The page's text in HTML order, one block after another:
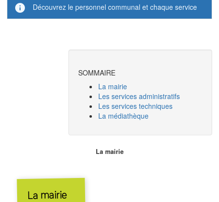
info Découvrez le personnel communal et chaque service
SOMMAIRE
La mairie
Les services administratifs
Les services techniques
La médiathèque
La mairie
La mairie